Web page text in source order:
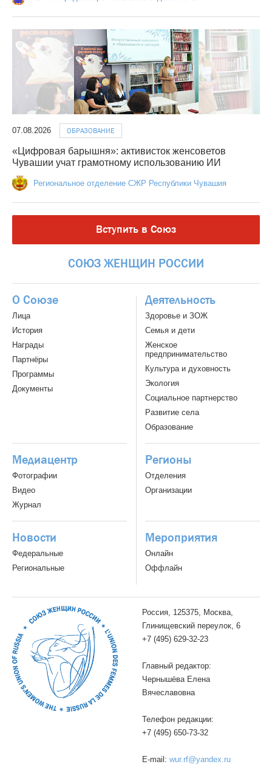
07.08.2026 ОБРАЗОВАНИЕ
«Цифровая барышня»: активисток женсоветов
Чувашии учат грамотному использованию ИИ
Региональное отделение СЖР Республики Чувашия
Вступить в Союз
СОЮЗ ЖЕНЩИН РОССИИ
О Союзе
Лица
История
Награды
Партнёры
Программы
Документы
Деятельность
Здоровье и ЗОЖ
Семья и дети
Женское
предпринимательство
Культура и духовность
Экология
Социальное партнерство
Развитие села
Образование
Медиацентр
Фотографии
Видео
Журнал
Регионы
Отделения
Организации
Новости
Федеральные
Региональные
Мероприятия
Онлайн
Оффлайн
Россия, 125375, Москва,
Глинищевский переулок, 6
+7 (495) 629-32-23
Главный редактор:
Чернышёва Елена
Вячеславовна
Телефон редакции:
+7 (495) 650-73-32
E-mail: wur.rf@yandex.ru